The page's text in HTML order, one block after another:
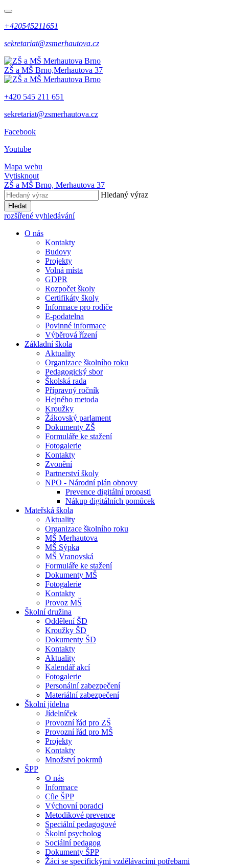
+420545211651
sekretariat@zsmerhautova.cz
ZŠ a MŠ Brno,Merhautova 37
+420 545 211 651
sekretariat@zsmerhautova.cz
Facebook
Youtube
Mapa webu
Vytisknout
ZŠ a MŠ Brno, Merhautova 37
Hledaný výraz
Hledat
rozšířené vyhledávání
O nás
Kontakty
Budovy
Projekty
Volná místa
GDPR
Rozpočet školy
Certifikáty školy
Informace pro rodiče
E-podatelna
Povinné informace
Výběrová řízení
Základní škola
Aktuality
Organizace školního roku
Pedagogický sbor
Školská rada
Přípravný ročník
Hejného metoda
Kroužky
Žákovský parlament
Dokumenty ZŠ
Formuláře ke stažení
Fotogalerie
Kontakty
Zvonění
Partnerství školy
NPO - Národní plán obnovy
Prevence digitální propasti
Nákup digitálních pomůcek
Mateřská škola
Aktuality
Organizace školního roku
MŠ Merhautova
MŠ Sýpka
MŠ Vranovská
Formuláře ke stažení
Dokumenty MŠ
Fotogalerie
Kontakty
Provoz MŠ
Školní družina
Oddělení ŠD
Kroužky ŠD
Dokumenty ŠD
Kontakty
Aktuality
Kalendář akcí
Fotogalerie
Personální zabezpečení
Materiální zabezpečení
Školní jídelna
Jídelníček
Provozní řád pro ZŠ
Provozní řád pro MŠ
Projekty
Kontakty
Množství pokrmů
ŠPP
O nás
Informace
Cíle ŠPP
Výchovní poradci
Metodikové prevence
Speciální pedagogové
Školní psycholog
Sociální pedagog
Dokumenty ŠPP
Žáci se specifickými vzdělávacími potřebami